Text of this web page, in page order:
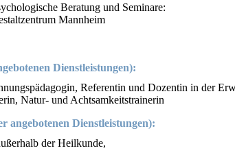
Beratung und Seminare:
Mannheim
Dienstleistungen):
Referentin und Dozentin in der
Natur- und Achtsamkeitstrainerin
angebotenen Dienstleistungen):
der Heilkunde,